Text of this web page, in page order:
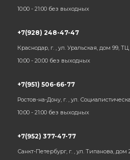
10:00 - 21:00 без выходных
+7(928) 248-47-47
Краснодар, г. , ул. Уральская, дом 99,
10:00 - 20:00 без выходных
+7(951) 506-66-77
Ростов-на-Дону, г. , ул.
10:00 - 21:00 без выходных
+7(952) 377-47-77
Санкт-Петербург, г. , ул. Типанова,